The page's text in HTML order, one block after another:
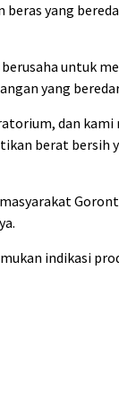
yang
untuk
yang
dan
berat bersih
indikasi